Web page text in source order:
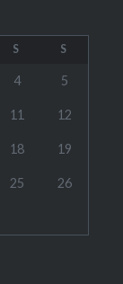
S S
4 5
11 12
18 19
25 26